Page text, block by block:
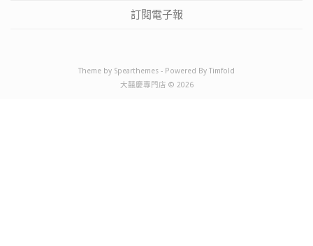
訂閱電子報
Theme by Spearthemes - Powered By Timfold
大囍慶專門店 © 2026